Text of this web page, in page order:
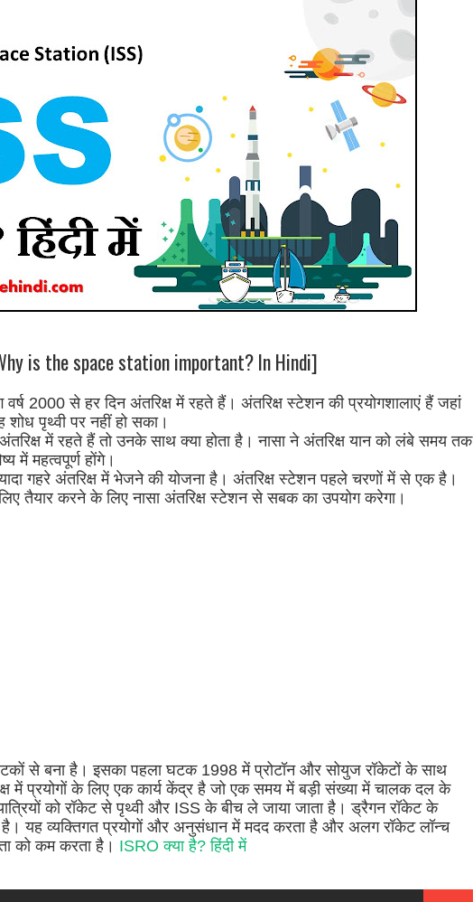
is the space station important? In Hindi]
2000 से हर दिन अंतरिक्ष में रहते हैं। अंतरिक्ष स्टेशन की प्रयोगशालाएं हैं जहां
पृथ्वी पर नहीं हो सका।
में रहते हैं तो उनके साथ क्या होता है। नासा ने अंतरिक्ष यान को लंबे समय तक
में महत्वपूर्ण होंगे।
गहरे अंतरिक्ष में भेजने की योजना है। अंतरिक्ष स्टेशन पहले चरणों में से एक है।
तैयार करने के लिए नासा अंतरिक्ष स्टेशन से सबक का उपयोग करेगा।
से बना है। इसका पहला घटक 1998 में प्रोटॉन और सोयुज रॉकेटों के साथ
में प्रयोगों के लिए एक कार्य केंद्र है जो एक समय में बड़ी संख्या में चालक दल के
को रॉकेट से पृथ्वी और ISS के बीच ले जाया जाता है। ड्रैगन रॉकेट के
है। यह व्यक्तिगत प्रयोगों और अनुसंधान में मदद करता है और अलग रॉकेट लॉन्च
को कम करता है। ISRO क्या है? हिंदी में